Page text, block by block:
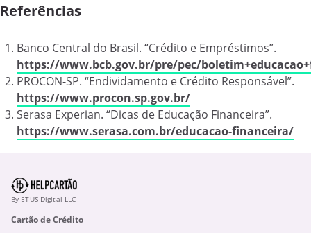
Referências
Banco Central do Brasil. “Crédito e Empréstimos”.
https://www.bcb.gov.br/pre/pec/
PROCON-SP. “Endividamento e Crédito Responsável”.
https://www.procon.sp.gov.br/
Serasa Experian. “Dicas de Educação Financeira”.
https://www.serasa.com.br/educacao-financeira/
By ETUS Digital LLC
Cartão de Crédito